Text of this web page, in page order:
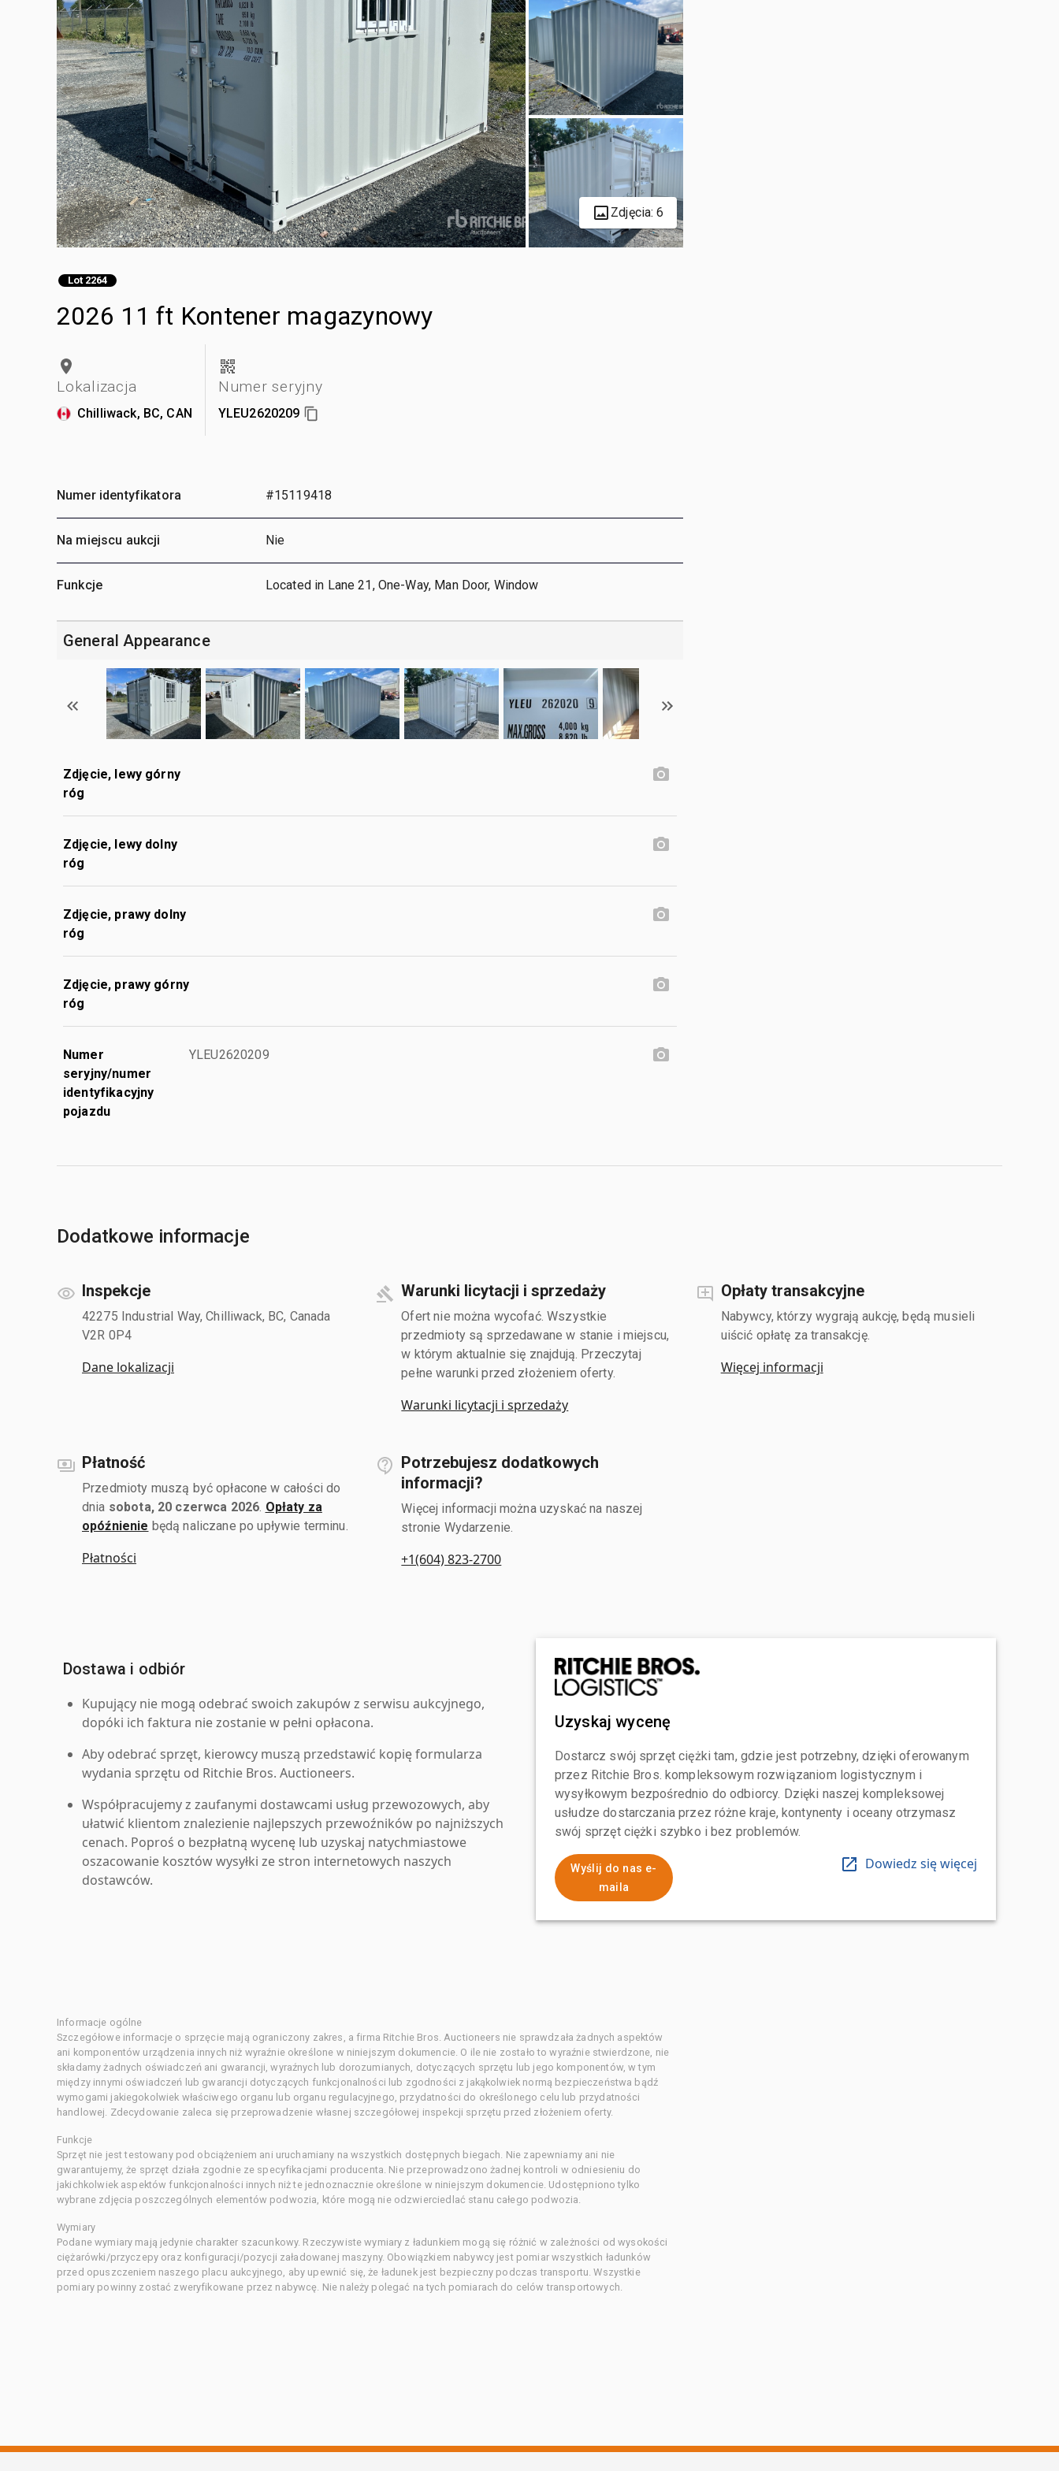
Zdjęcia: 6
Lot 2264
2026 11 ft Kontener magazynowy
Lokalizacja
Chilliwack, BC, CAN
Numer seryjny
YLEU2620209
Numer identyfikatora #15119418
Na miejscu aukcji Nie
Funkcje Located in Lane 21, One-Way, Man Door, Window
General Appearance
Zdjęcie, lewy górny
róg
Zdjęcie, lewy dolny
róg
Zdjęcie, prawy dolny
róg
Zdjęcie, prawy górny
róg
Numer
seryjny/numer
identyfikacyjny
pojazdu
YLEU2620209
Dodatkowe informacje
Inspekcje
42275 Industrial Way, Chilliwack, BC, Canada
V2R 0P4
Dane lokalizacji
Warunki licytacji i sprzedaży
Ofert nie można wycofać. Wszystkie
przedmioty są sprzedawane w stanie i miejscu,
w którym aktualnie się znajdują. Przeczytaj
pełne warunki przed złożeniem oferty.
Warunki licytacji i sprzedaży
Opłaty transakcyjne
Nabywcy, którzy wygrają aukcję, będą musieli
uiścić opłatę za transakcję.
Więcej informacji
Płatność
Przedmioty muszą być opłacone w całości do
dnia sobota, 20 czerwca 2026 Opłaty za
opóźnienie będą naliczane po upływie terminu.
Płatności
Potrzebujesz dodatkowych
informacji?
Więcej informacji można uzyskać na naszej
stronie Wydarzenie.
+1(604) 823-2700
Dostawa i odbiór
Kupujący nie mogą odebrać swoich zakupów z serwisu aukcyjnego,
dopóki ich faktura nie zostanie w pełni opłacona.
Aby odebrać sprzęt, kierowcy muszą przedstawić kopię formularza
wydania sprzętu od Ritchie Bros. Auctioneers.
Współpracujemy z zaufanymi dostawcami usług przewozowych, aby
ułatwić klientom znalezienie najlepszych przewoźników po najniższych
cenach. Poproś o bezpłatną wycenę lub uzyskaj natychmiastowe
oszacowanie kosztów wysyłki ze stron internetowych naszych
dostawców.
Uzyskaj wycenę
Dostarcz swój sprzęt ciężki tam, gdzie jest potrzebny, dzięki oferowanym
przez Ritchie Bros. kompleksowym rozwiązaniom logistycznym i
wysyłkowym bezpośrednio do odbiorcy. Dzięki naszej kompleksowej
usłudze dostarczania przez różne kraje, kontynenty i oceany otrzymasz
swój sprzęt ciężki szybko i bez problemów.
Wyślij do nas e-
maila
Dowiedz się więcej
Informacje ogólne
Szczegółowe informacje o sprzęcie mają ograniczony zakres, a firma Ritchie Bros. Auctioneers nie sprawdzała żadnych aspektów
ani komponentów urządzenia innych niż wyraźnie określone w niniejszym dokumencie. O ile nie zostało to wyraźnie stwierdzone, nie
składamy żadnych oświadczeń ani gwarancji, wyraźnych lub dorozumianych, dotyczących sprzętu lub jego komponentów, w tym
między innymi oświadczeń lub gwarancji dotyczących funkcjonalności lub zgodności z jakąkolwiek normą bezpieczeństwa bądź
wymogami jakiegokolwiek właściwego organu lub organu regulacyjnego, przydatności do określonego celu lub przydatności
handlowej. Zdecydowanie zaleca się przeprowadzenie własnej szczegółowej inspekcji sprzętu przed złożeniem oferty.
Funkcje
Sprzęt nie jest testowany pod obciążeniem ani uruchamiany na wszystkich dostępnych biegach. Nie zapewniamy ani nie
gwarantujemy, że sprzęt działa zgodnie ze specyfikacjami producenta. Nie przeprowadzono żadnej kontroli w odniesieniu do
jakichkolwiek aspektów funkcjonalności innych niż te jednoznacznie określone w niniejszym dokumencie. Udostępniono tylko
wybrane zdjęcia poszczególnych elementów podwozia, które mogą nie odzwierciedlać stanu całego podwozia.
Wymiary
Podane wymiary mają jedynie charakter szacunkowy. Rzeczywiste wymiary z ładunkiem mogą się różnić w zależności od wysokości
ciężarówki/przyczepy oraz konfiguracji/pozycji załadowanej maszyny. Obowiązkiem nabywcy jest pomiar wszystkich ładunków
przed opuszczeniem naszego placu aukcyjnego, aby upewnić się, że ładunek jest bezpieczny podczas transportu. Wszystkie
pomiary powinny zostać zweryfikowane przez nabywcę. Nie należy polegać na tych pomiarach do celów transportowych.